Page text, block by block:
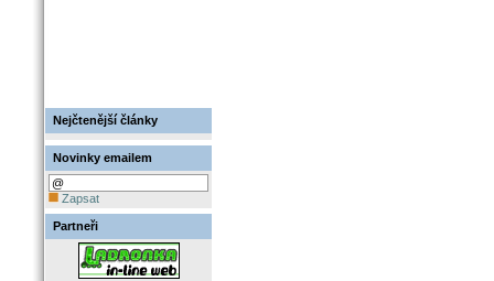
Nejčtenější články
Novinky emailem
Zapsat
Partneři